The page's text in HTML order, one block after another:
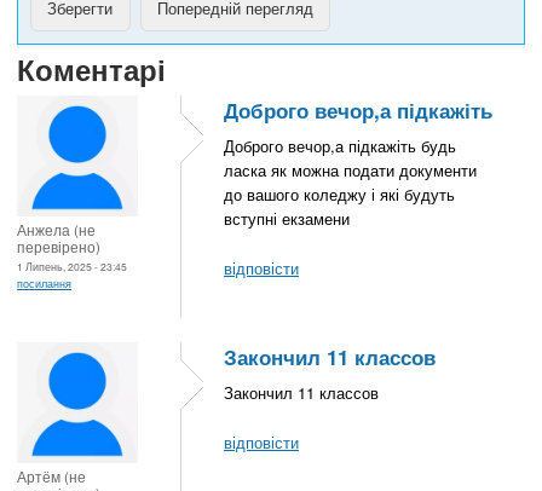
Коментарі
Анжела (не
перевірено)
1 Липень, 2025 - 23:45
посилання
Доброго вечор,а підкажіть
Доброго вечор,а підкажіть будь
ласка як можна подати документи
до вашого коледжу і які будуть
вступні екзамени
відповісти
Артём (не
Закончил 11 классов
Закончил 11 классов
відповісти